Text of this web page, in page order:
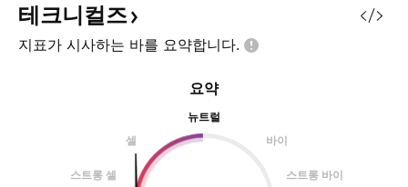
니다. 대응 1) 1차 목표가에 도달하
게 될 경우 절반 매도 혹은 본절 2)
2차 목표가에서 포지션 마감할 예정
은 NAB에 있습니
테크니컬즈
지표가 시사하는 바를 요약합니다.
요약
뉴트럴
셀
바이
스트롱 셀 스트롱 바이